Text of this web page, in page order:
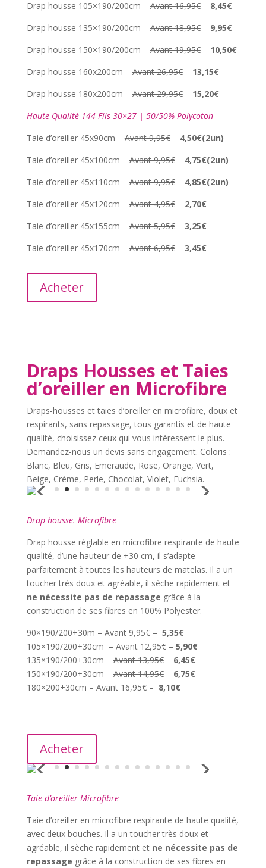
Drap housse 105×190/200cm –Avant 16,95€– 8,45€
Drap housse 135×190/200cm –Avant 18,95€– 9,95€
Drap housse 150×190/200cm –Avant 19,95€– 10,50€
Drap housse 160x200cm –Avant 26,95€– 13,15€
Drap housse 180x200cm –Avant 29,95€– 15,20€
Haute Qualité 144 Fils 30×27 | 50/50% Polycoton
Taie d’oreiller 45x90cm –Avant 9,95€– 4,50€(2un)
Taie d’oreiller 45x100cm –Avant 9,95€– 4,75€(2un)
Taie d’oreiller 45x110cm –Avant 9,95€– 4,85€(2un)
Taie d’oreiller 45x120cm –Avant 4,95€– 2,70€
Taie d’oreiller 45x155cm –Avant 5,95€– 3,25€
Taie d’oreiller 45x170cm –Avant 6,95€– 3,45€
Acheter
Draps Housses et Taies
d’oreiller en Microfibre
Draps-housses et taies d’oreiller en microfibre, doux et
respirants, sans repassage, tous garantis et de haute
qualité, choisissez ceux qui vous intéressent le plus.
Demandez-nous un devis sans engagement. Coloris :
Blanc, Bleu, Gris, Emeraude, Rose, Orange, Vert,
Beige, Crème, Perle, Chocolat, Violet, Fuchsia.
Drap housse. Microfibre
Drap housse réglable en microfibre respirante de haute
qualité, d’une hauteur de +30 cm, il s’adapte
parfaitement à toutes les hauteurs de matelas. Il a un
toucher très doux et agréable, il sèche rapidement et
ne nécessite pas de repassage grâce à la
construction de ses fibres en 100% Polyester.
90×190/200+30m –Avant 9,95€– 5,35€
105×190/200+30cm –Avant 12,95€– 5,90€
135×190/200+30cm –Avant 13,95€– 6,45€
150×190/200+30cm –Avant 14,95€– 6,75€
180×200+30cm –Avant 16,95€– 8,10€
Acheter
Taie d’oreiller Microfibre
Taie d’oreiller en microfibre respirante de haute qualité,
avec deux bouches. Il a un toucher très doux et
agréable, il sèche rapidement et ne nécessite pas de
repassage grâce à la construction de ses fibres en